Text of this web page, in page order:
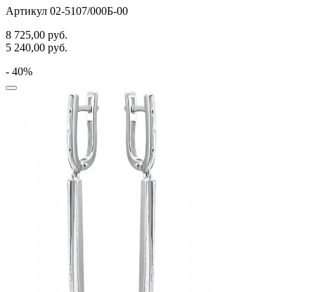
Артикул 02-5107/000Б-00
8 725,00 руб.
5 240,00 руб.
- 40%